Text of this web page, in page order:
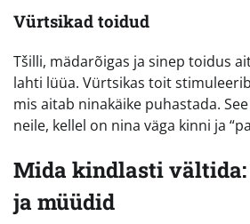
Vürtsikad toidud
Tšilli, mädarõigas ja sinep toidus
lahti lüüa. Vürtsikas toit
mis aitab ninakäike puhastada.
neile, kellel on nina väga kinni ja
Mida kindlasti
ja müüdid